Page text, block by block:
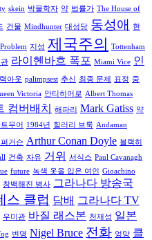
skein 박물학자 약 법률가 The House of
건물 Mindhunter 대성당 동성애 현
지성 제국주의
Tottenham
관 라이헨바흐 폭포 Miami Vice 인
아웃 palimpsest 추신 최종 문제 표정 중
Victoria 안티히어로 Albert Thomas
컴버배치 해파리 Mark Gatiss 약
무어 1984년 힐러리 브룩 Andaman
거슨 Arthur Conan Doyle 블랙히
건축 자유 거위 서식스 Paul Cavanagh
future 녹색 옷을 입은 여인
Gioachino
창백해진 병사 그라나다 방송국
스 클럽 담배 그라나다 TV
우미관 바질 래스본 천재성 일본
변명 Nigel Bruce 전화 엉망 클